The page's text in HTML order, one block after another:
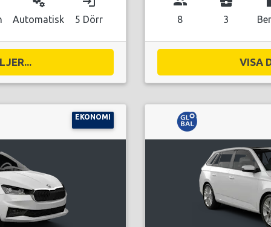
Automatisk 5 Dörr 8 3
VISA
EKONOMI